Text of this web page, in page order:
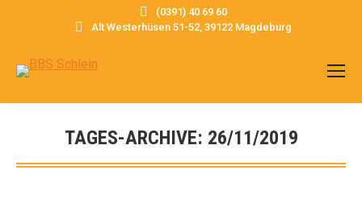
(0391) 40 69 60
Alt Westerhüsen 51-52, 39122 Magdeburg
TAGES-ARCHIVE: 26/11/2019
Sie befinden sich hier: